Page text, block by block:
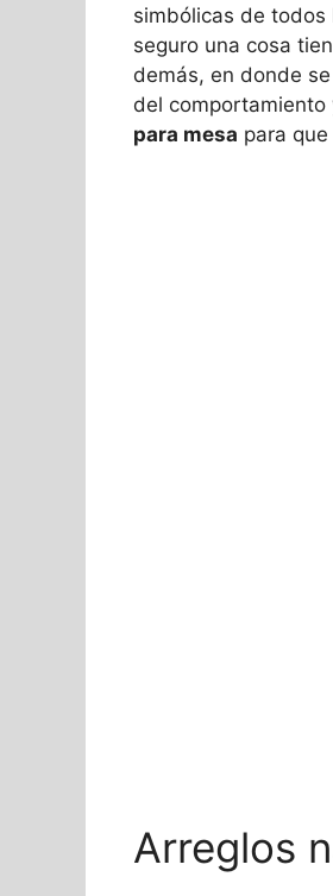
simbólicas de todos
seguro una cosa
demás, en donde
del
para mesa para
Arreglos